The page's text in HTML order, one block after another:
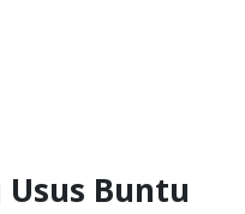
Usus Buntu